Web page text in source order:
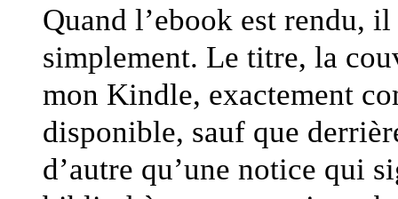
Quand l’ebook est rendu,
simplement. Le titre, la
mon Kindle, exactement
disponible, sauf que
d’autre qu’une notice qui